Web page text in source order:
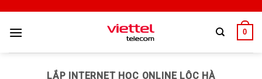
0
LẮP INTERNET HỌC ONLINE LỘC HÀ